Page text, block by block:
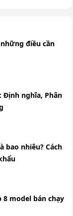
điều cần
Định nghĩa, Phân
bao nhiêu? Cách
8 model bán chạy